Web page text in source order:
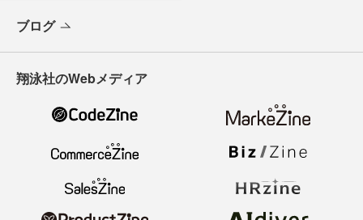
ブログ
翔泳社のWebメディア